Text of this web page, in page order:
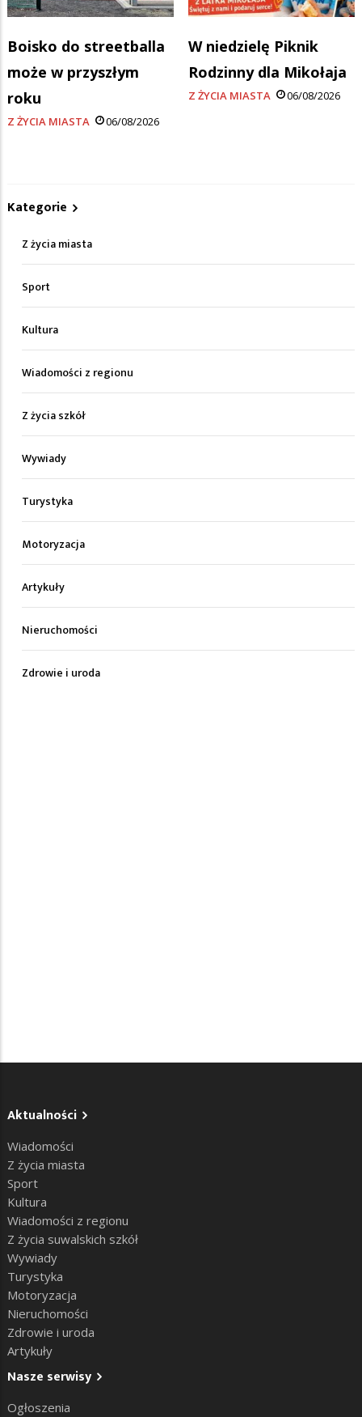
Boisko do streetballa
może w przyszłym
roku
Z ŻYCIA MIASTA 06/08/2026
W niedzielę Piknik
Rodzinny dla Mikołaja
Z ŻYCIA MIASTA 06/08/2026
Kategorie
Z życia miasta
Sport
Kultura
Wiadomości z regionu
Z życia szkół
Wywiady
Turystyka
Motoryzacja
Artykuły
Nieruchomości
Zdrowie i uroda
Aktualności
Wiadomości
Z życia miasta
Sport
Kultura
Wiadomości z regionu
Z życia suwalskich szkół
Wywiady
Turystyka
Motoryzacja
Nieruchomości
Zdrowie i uroda
Artykuły
Nasze serwisy
Ogłoszenia